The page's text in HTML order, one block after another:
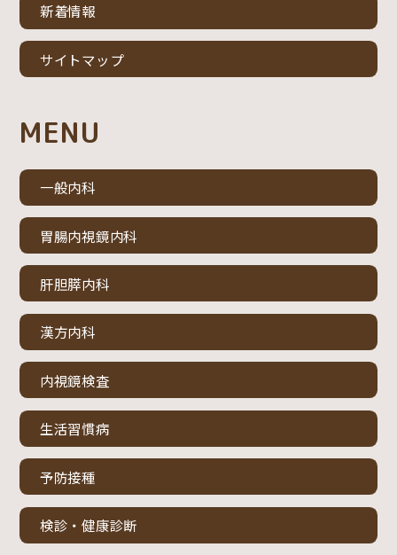
新着情報
サイトマップ
MENU
一般内科
胃腸内視鏡内科
肝胆膵内科
漢方内科
内視鏡検査
生活習慣病
予防接種
検診・健康診断